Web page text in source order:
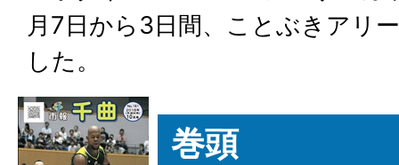
月7日から3日間、ことぶきアリ
した。
巻頭